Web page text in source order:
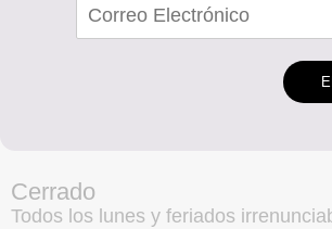
Cerrado
Todos los lunes y feriados